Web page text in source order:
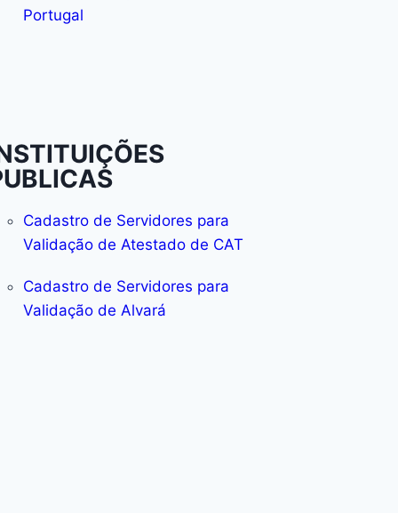
Portugal
Cadastro de Servidores para
Validação de Atestado de CAT
Cadastro de Servidores para
Validação de Alvará